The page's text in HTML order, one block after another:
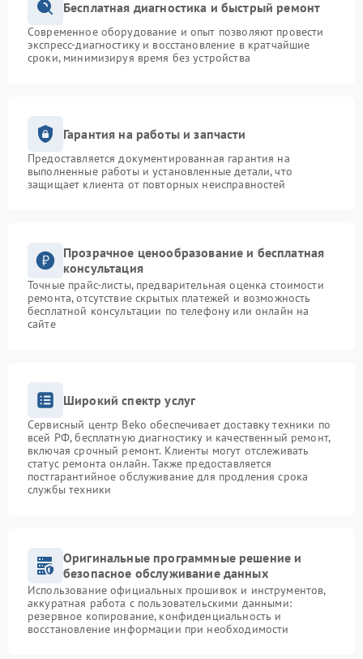
Бесплатная диагностика и быстрый ремонт
Современное оборудование и опыт позволяют провести
экспресс-диагностику и восстановление в кратчайшие
сроки, минимизируя время без устройства
Гарантия на работы и запчасти
Предоставляется документированная гарантия на
выполненные работы и установленные детали, что
защищает клиента от повторных неисправностей
Прозрачное ценообразование и бесплатная
консультация
Точные прайс-листы, предварительная оценка стоимости
ремонта, отсутствие скрытых платежей и возможность
бесплатной консультации по телефону или онлайн на
сайте
Широкий спектр услуг
Сервисный центр Beko обеспечивает доставку техники по
всей РФ, бесплатную диагностику и качественный ремонт,
включая срочный ремонт. Клиенты могут отслеживать
статус ремонта онлайн. Также предоставляется
постгарантийное обслуживание для продления срока
службы техники
Оригинальные программные решение и
безопасное обслуживание данных
Использование официальных прошивок и инструментов,
аккуратная работа с пользовательскими данными:
резервное копирование, конфиденциальность и
восстановление информации при необходимости